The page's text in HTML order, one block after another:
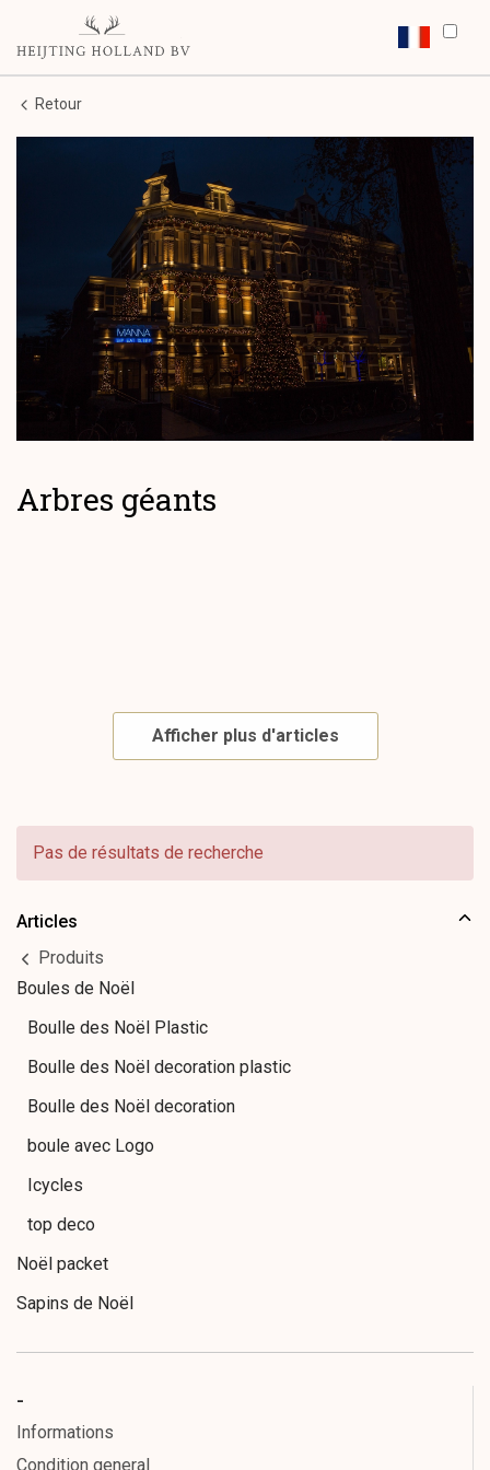
Retour
Arbres géants
Afficher plus d'articles
Pas de résultats de recherche
Articles
Produits
Boules de Noël
Boulle des Noël Plastic
Boulle des Noël decoration plastic
Boulle des Noël decoration
boule avec Logo
Icycles
top deco
Noël packet
Sapins de Noël
Couronnes de Noël
lumières de Noël
-
Informations
Condition general